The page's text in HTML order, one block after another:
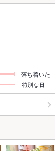
落ち着いた
特別な日